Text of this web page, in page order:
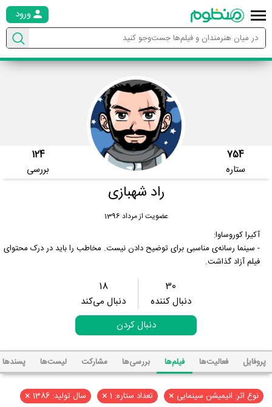
ورود
754
ستاره
124
بررسی
راد شهبازی
عضویت از مرداد 1396
آکیرا کوروساوا:
- سینما رسانه‌ی مناسبی برای توضیح دادن نیست. مخاطب را باید در درک محتوای
فیلم آزاد گذاشت.
30
دنبال کننده
18
دنبال می‌کند
دنبال کردن
پروفایل فعالیت‌ها فیلم‌ها بررسی‌ها مشارکت لیست‌ها پسند‌ها
نوع اثر: انیمیشن سینمایی × تعداد ستاره: 1 × سال تولید: 1386 ×